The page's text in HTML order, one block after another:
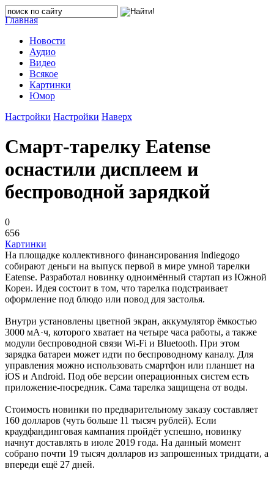
Главная
Новости
Аудио
Видео
Всякое
Картинки
Юмор
Настройки Настройки Наверх
Смарт-тарелку Eatense
оснастили дисплеем и
беспроводной зарядкой
0
656
Картинки
На площадке коллективного финансирования Indiegogo
собирают деньги на выпуск первой в мире умной тарелки
Eatense. Разработал новинку одноимённый стартап из Южной
Кореи. Идея состоит в том, что тарелка подстраивает
оформление под блюдо или повод для застолья.
Внутри установлены цветной экран, аккумулятор ёмкостью
3000 мА·ч, которого хватает на четыре часа работы, а также
модули беспроводной связи Wi-Fi и Bluetooth. При этом
зарядка батареи может идти по беспроводному каналу. Для
управления можно использовать смартфон или планшет на
iOS и Android. Под обе версии операционных систем есть
приложение-посредник. Сама тарелка защищена от воды.
Стоимость новинки по предварительному заказу составляет
160 долларов (чуть больше 11 тысяч рублей). Если
краудфандинговая кампания пройдёт успешно, новинку
начнут доставлять в июле 2019 года. На данный момент
собрано почти 19 тысяч долларов из запрошенных тридцати, а
впереди ещё 27 дней.